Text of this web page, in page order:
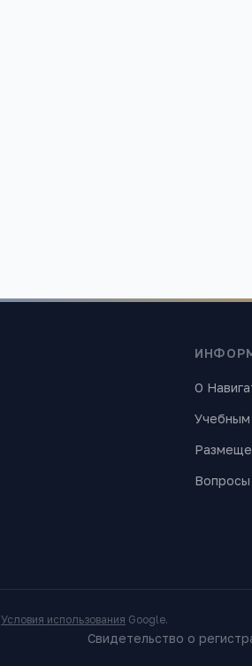
О
Учебным
Условия использования Google.
Свидетельство о